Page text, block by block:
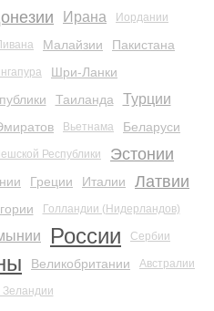
Ирана Иордании
Малайзии
Пакистана
Шри-Ланки
Таиланда Турции
Вьетнама Беларуси
Республики Эстонии
Греции Италии
Латвии
Голландии (Нидерландов)
России Сербии
Великобритании Австралии
Зеландии